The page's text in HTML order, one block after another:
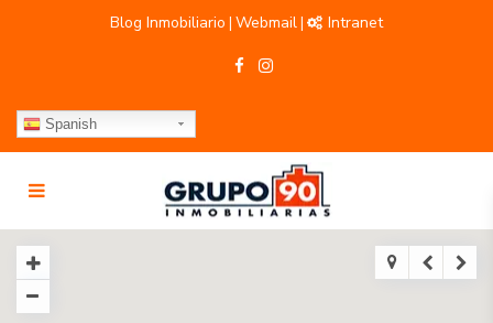
Blog Inmobiliario | Webmail| Intranet
Spanish